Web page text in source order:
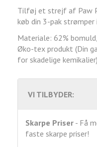
Tilføj et strejf af Paw
køb din 3-pak strømper
Materiale: 62%
Øko-tex produkt (Din
for skadelige kemikalier)
VI TILBYDER:
Skarpe Priser - Få
faste skarpe priser!